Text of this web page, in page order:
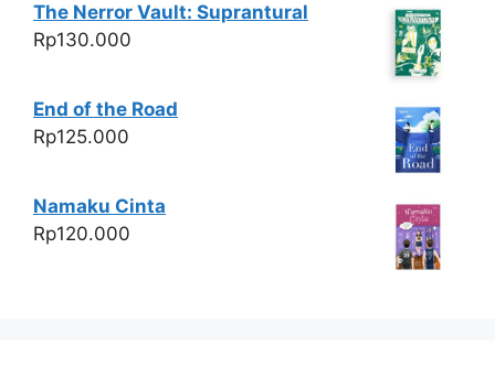
The Nerror Vault: Suprantural
Rp130.000
End of the Road
Rp125.000
Namaku Cinta
Rp120.000